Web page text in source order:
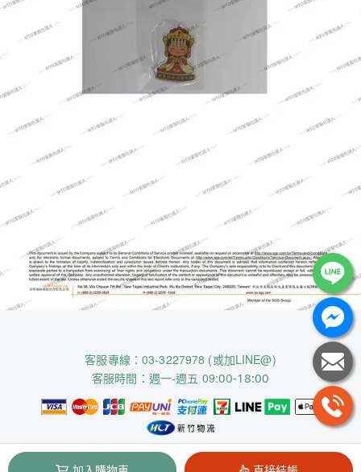
客服專線：03-3227978 (或加LINE@)
客服時間：週一-週五 09:00-18:00
央定有限公司 / 93505413